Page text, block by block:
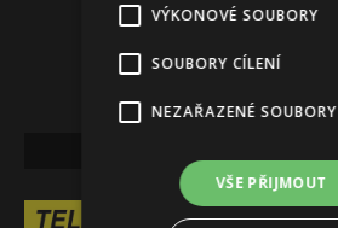
VÝKONOVÉ SOUBORY
SOUBORY CÍLENÍ
NEZAŘAZENÉ SOUBORY
VŠE PŘIJMOUT